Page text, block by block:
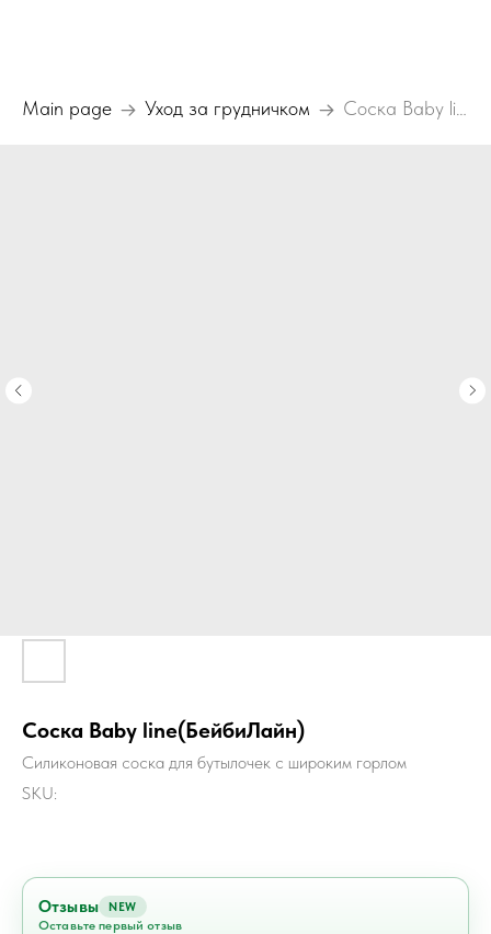
Main page Уход за грудничком
Соска Baby line(БейбиЛайн)
Силиконовая соска для бутылочек с широким горлом
SKU:
Отзывы NEW
Оставьте первый отзыв